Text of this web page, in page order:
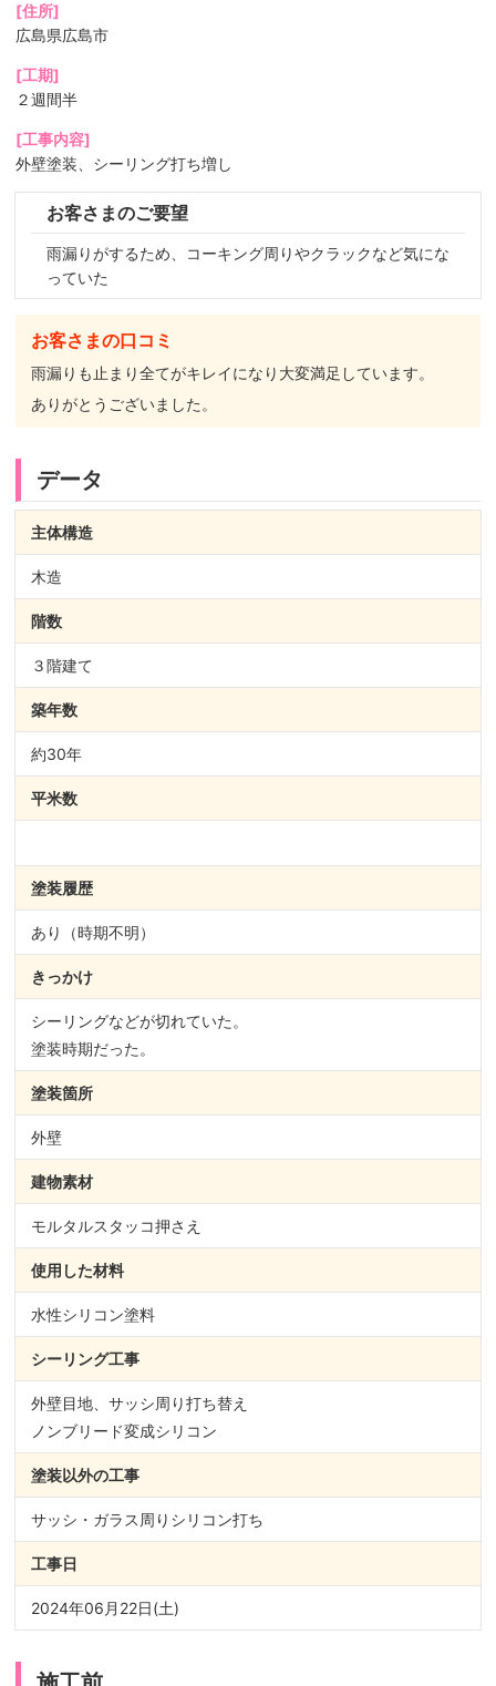
[住所]
広島県広島市
[工期]
２週間半
[工事内容]
外壁塗装、シーリング打ち増し
お客さまのご要望
雨漏りがするため、コーキング周りやクラックなど気にな
っていた
お客さまの口コミ
雨漏りも止まり全てがキレイになり大変満足しています。
ありがとうございました。
データ
主体構造
木造
階数
３階建て
築年数
約30年
平米数
塗装履歴
あり（時期不明）
きっかけ
シーリングなどが切れていた。
塗装時期だった。
塗装箇所
外壁
建物素材
モルタルスタッコ押さえ
使用した材料
水性シリコン塗料
シーリング工事
外壁目地、サッシ周り打ち替え
ノンブリード変成シリコン
塗装以外の工事
サッシ・ガラス周りシリコン打ち
工事日
2024年06月22日(土)